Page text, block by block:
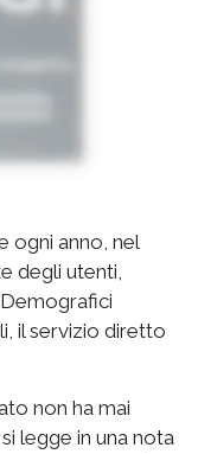
ogni anno, nel
degli utenti,
il servizio diretto
non ha mai
legge in una nota